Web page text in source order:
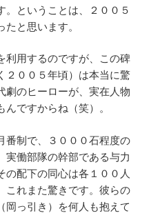
。ということは、２００５
と思います。
用するのですが、この碑
２００５年頃）は本当に驚
劇のヒーローが、実在人物
ですからね（笑）。
制で、３０００石程度の
実働部隊の幹部である与力
の配下の同心は各１００人
これまた驚きです。彼らの
岡っ引き）を何人も抱えて